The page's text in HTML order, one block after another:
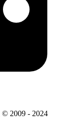
© 2009 - 2024